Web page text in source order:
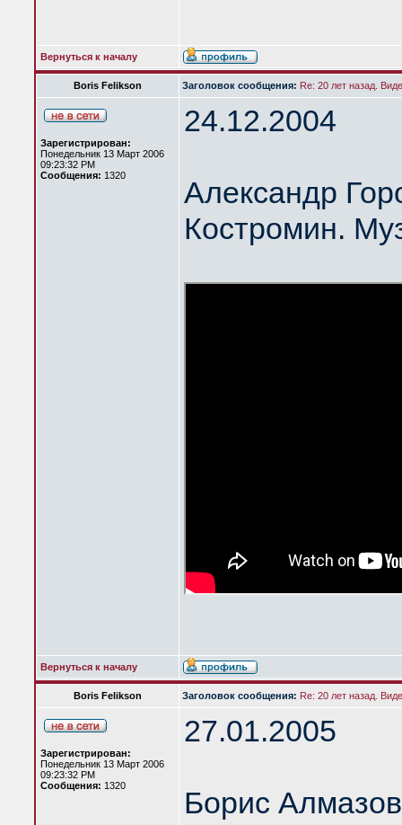
Вернуться к началу
Boris Felikson Заголовок сообщения: Re: 20 лет назад.
Зарегистрирован:
Понедельник 13 Март 2006
09:23:32 PM
Сообщения: 1320
24.12.2004
Александр
Костромин.
Вернуться к началу
Boris Felikson Заголовок сообщения: Re: 20 лет назад.
Зарегистрирован:
Понедельник 13 Март 2006
09:23:32 PM
Сообщения: 1320
27.01.2005
Борис